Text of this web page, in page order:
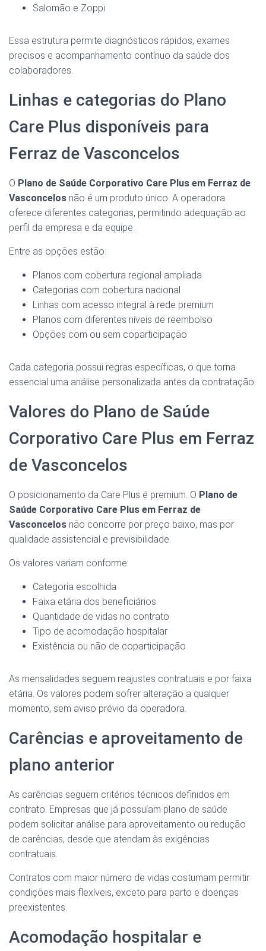
Salomão e Zoppi
Essa estrutura permite diagnósticos rápidos, exames
precisos e acompanhamento contínuo da saúde dos
colaboradores.
Linhas e categorias do Plano
Care Plus disponíveis para
Ferraz de Vasconcelos
O Plano de Saúde Corporativo Care Plus em Ferraz de
Vasconcelos não é um produto único. A operadora
oferece diferentes categorias, permitindo adequação ao
perfil da empresa e da equipe.
Entre as opções estão:
Planos com cobertura regional ampliada
Categorias com cobertura nacional
Linhas com acesso integral à rede premium
Planos com diferentes níveis de reembolso
Opções com ou sem coparticipação
Cada categoria possui regras específicas, o que torna
essencial uma análise personalizada antes da contratação.
Valores do Plano de Saúde
Corporativo Care Plus em Ferraz
de Vasconcelos
O posicionamento da Care Plus é premium. O Plano de
Saúde Corporativo Care Plus em Ferraz de
Vasconcelos não concorre por preço baixo, mas por
qualidade assistencial e previsibilidade.
Os valores variam conforme:
Categoria escolhida
Faixa etária dos beneficiários
Quantidade de vidas no contrato
Tipo de acomodação hospitalar
Existência ou não de coparticipação
As mensalidades seguem reajustes contratuais e por faixa
etária. Os valores podem sofrer alteração a qualquer
momento, sem aviso prévio da operadora.
Carências e aproveitamento de
plano anterior
As carências seguem critérios técnicos definidos em
contrato. Empresas que já possuíam plano de saúde
podem solicitar análise para aproveitamento ou redução
de carências, desde que atendam às exigências
contratuais.
Contratos com maior número de vidas costumam permitir
condições mais flexíveis, exceto para parto e doenças
preexistentes.
Acomodação hospitalar e